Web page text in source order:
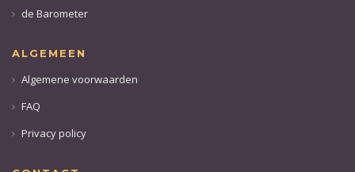
de Barometer
ALGEMEEN
Algemene voorwaarden
FAQ
Privacy policy